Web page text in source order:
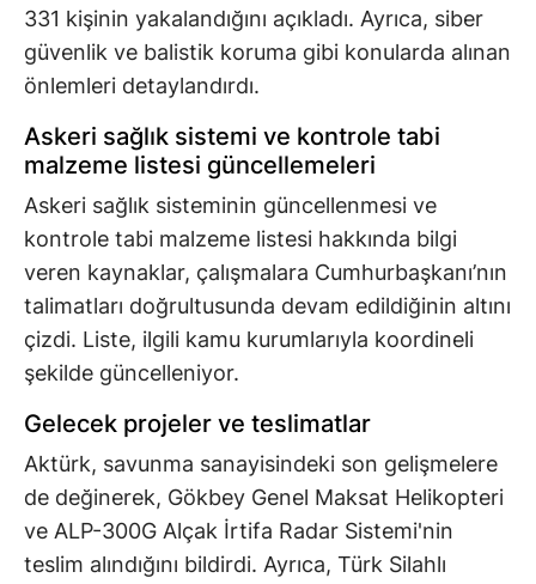
331 kişinin yakalandığını açıkladı. Ayrıca, siber
güvenlik ve balistik koruma gibi konularda alınan
önlemleri detaylandırdı.
Askeri sağlık sistemi ve kontrole tabi
malzeme listesi güncellemeleri
Askeri sağlık sisteminin güncellenmesi ve
kontrole tabi malzeme listesi hakkında bilgi
veren kaynaklar, çalışmalara Cumhurbaşkanı’nın
talimatları doğrultusunda devam edildiğinin altını
çizdi. Liste, ilgili kamu kurumlarıyla koordineli
şekilde güncelleniyor.
Gelecek projeler ve teslimatlar
Aktürk, savunma sanayisindeki son gelişmelere
de değinerek, Gökbey Genel Maksat Helikopteri
ve ALP-300G Alçak İrtifa Radar Sistemi'nin
teslim alındığını bildirdi. Ayrıca, Türk Silahlı